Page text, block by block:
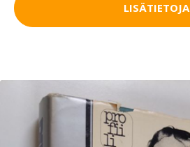
LISÄTIETOJA